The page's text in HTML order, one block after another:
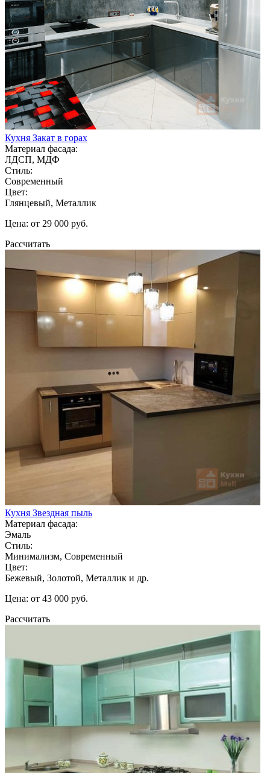
Кухня Закат в горах
Материал фасада:
ЛДСП, МДФ
Стиль:
Современный
Цвет:
Глянцевый, Металлик
Цена: от 29 000 руб.
Рассчитать
Кухня Звездная пыль
Материал фасада:
Эмаль
Стиль:
Минимализм, Современный
Цвет:
Бежевый, Золотой, Металлик и др.
Цена: от 43 000 руб.
Рассчитать